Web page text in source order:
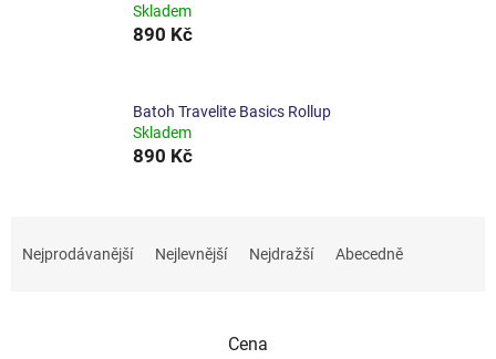
Skladem
890 Kč
Batoh Travelite Basics Rollup
Skladem
890 Kč
Nejprodávanější Nejlevnější Nejdražší Abecedně
Cena